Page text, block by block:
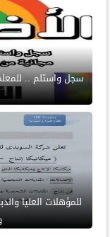
سجل واستلم ..
للمؤهلات العليا